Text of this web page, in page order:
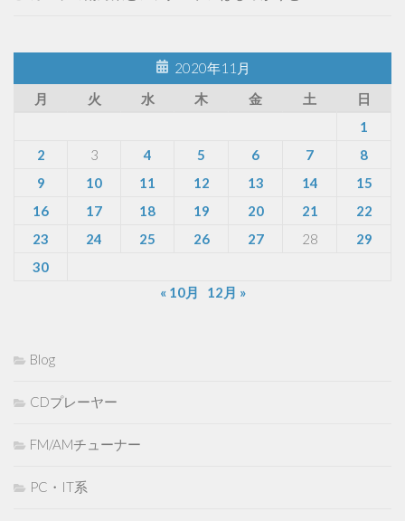
2020年11月
月
火 水 木 金 土
日
1
2
3 4 5 6 7
8
9
10 11 12 13 14
15
16
17 18 19 20 21
22
23
24 25 26 27 28
29
30
« 10月
12月 »
Blog
CDプレーヤー
FM/AMチューナー
PC・IT系